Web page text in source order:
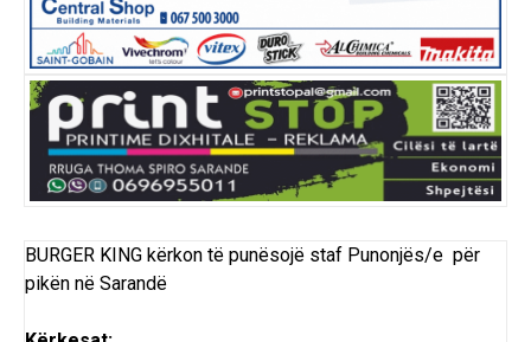
BURGER KING kërkon të punësojë staf Punonjës/e për
pikën në Sarandë